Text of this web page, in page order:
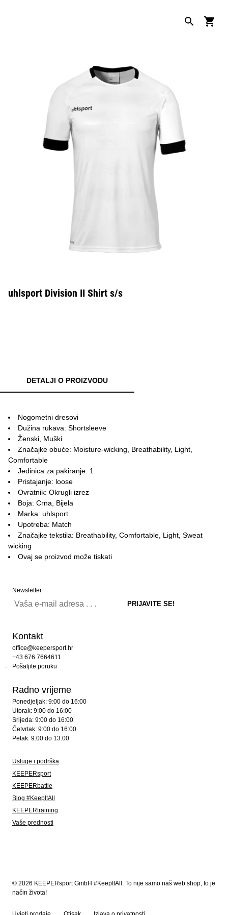
uhlsport Division II Shirt s/s
DETALJI O PROIZVODU
Nogometni dresovi
Dužina rukava: Shortsleeve
Ženski, Muški
Značajke obuće: Moisture-wicking, Breathability, Light,
Comfortable
Jedinica za pakiranje: 1
Pristajanje: loose
Ovratnik: Okrugli izrez
Boja: Crna, Bijela
Marka: uhlsport
Upotreba: Match
Značajke tekstila: Breathability, Comfortable, Light, Sweat
wicking
Ovaj se proizvod može tiskati
Newsletter
Kontakt
office@keepersport.hr
+43 676 7664611
Pošaljite poruku
Radno vrijeme
Ponedjeljak: 9:00 do 16:00
Utorak: 9:00 do 16:00
Srijeda: 9:00 do 16:00
Četvrtak: 9:00 do 16:00
Petak: 9:00 do 13:00
Usluge i podrška
KEEPERsport
KEEPERbattle
Blog #KeepItAll
KEEPERtraining
Vaše prednosti
© 2026 KEEPERsport GmbH #KeepItAll. To nije samo naš web shop, to je
način života!